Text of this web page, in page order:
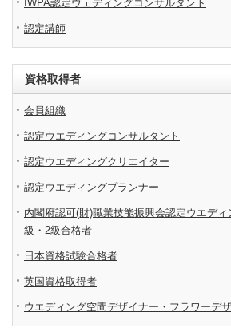
IWPA認定ウェディングコンサルタント
認定講師
資格取得者
会員組織
認定ウエディングコンサルタント
認定ウエディングクリエイター
認定ウエディングプランナー
内閣府認可(財)職業技能振興会認定ウエデ
級・2級合格者
日本資格試験合格者
英国資格取得者
ウエディング空間デザイナー・フラワーデ